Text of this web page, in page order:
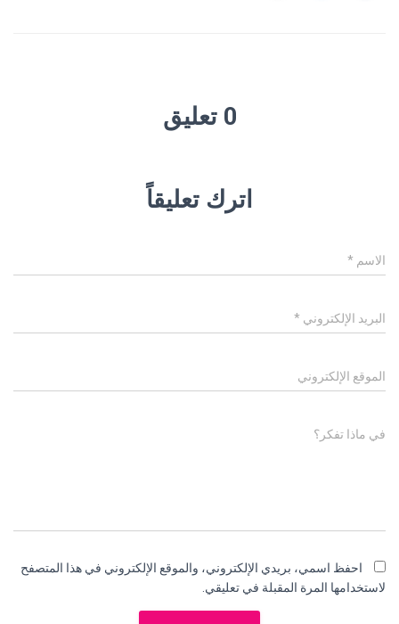
0 تعليق
اترك تعليقاً
الاسم *
البريد الإلكتروني *
الموقع الإلكتروني
في ماذا تفكر؟
احفظ اسمي، بريدي الإلكتروني، والموقع الإلكتروني في هذا المتصفح
لاستخدامها المرة المقبلة في تعليقي.